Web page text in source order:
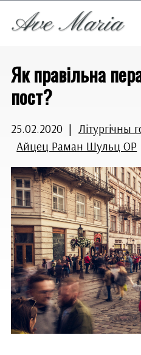
Як правільна
пост?
25.02.2020 | Літургічны
Айцец Раман Шульц OP